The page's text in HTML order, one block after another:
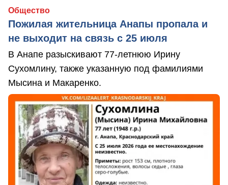
Общество
Пожилая жительница Анапы пропала и
не выходит на связь с 25 июля
В Анапе разыскивают 77-летнюю Ирину
Сухомлину, также указанную под фамилиями
Мысина и Макаренко.